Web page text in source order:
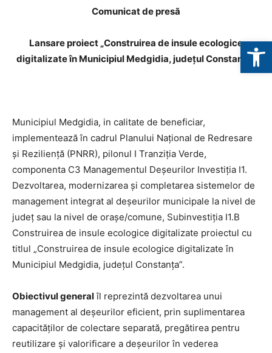
Comunicat de presă
Lansare proiect „Construirea de insule ecologice
digitalizate în Municipiul Medgidia, județul Constanța”
Municipiul Medgidia, in calitate de beneficiar,
implementează în cadrul Planului Național de Redresare
și Reziliență (PNRR), pilonul I Tranziția Verde,
componenta C3 Managementul Deșeurilor Investiția I1.
Dezvoltarea, modernizarea și completarea sistemelor de
management integrat al deșeurilor municipale la nivel de
județ sau la nivel de orașe/comune, Subinvestiția I1.B
Construirea de insule ecologice digitalizate proiectul cu
titlul „Construirea de insule ecologice digitalizate în
Municipiul Medgidia, județul Constanța”.
Obiectivul generalîl reprezintă dezvoltarea unui
management al deșeurilor eficient, prin suplimentarea
capacităților de colectare separată, pregătirea pentru
reutilizare și valorificare a deșeurilor în vederea